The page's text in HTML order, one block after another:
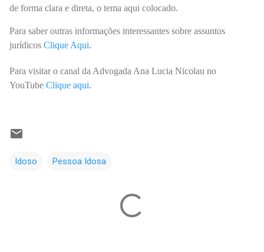
de forma clara e direta, o tema aqui colocado.
Para saber outras informações interessantes sobre assuntos
jurídicos Clique Aqui.
Para visitar o canal da Advogada Ana Lucia Nicolau no
YouTube Clique aqui.
Idoso Pessoa Idosa